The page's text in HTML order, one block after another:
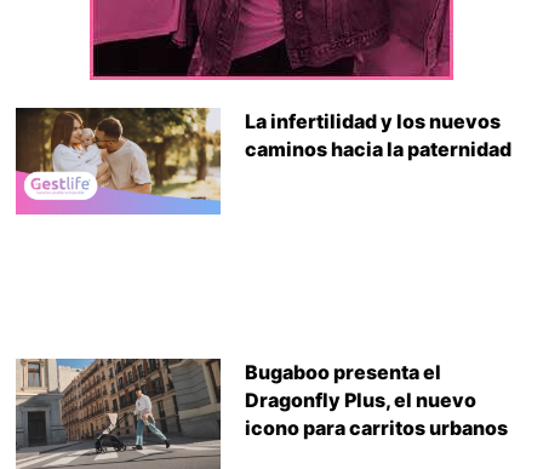
La infertilidad y los nuevos
caminos hacia la paternidad
Bugaboo presenta el
Dragonfly Plus, el nuevo
icono para carritos urbanos